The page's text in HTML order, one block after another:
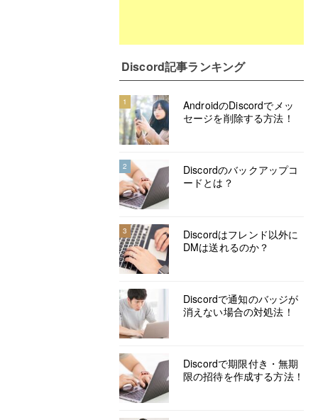
Discord記事ランキング
1
AndroidのDiscordでメッ
セージを削除する方法！
2
Discordのバックアップコ
ードとは？
3
Discordはフレンド以外に
DMは送れるのか？
Discordで通知のバッジが
消えない場合の対処法！
Discordで期限付き・無期
限の招待を作成する方法！